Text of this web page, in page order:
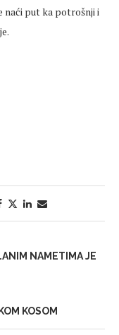
naći put ka potrošnji i
NAMETIMA JE
KOSOM